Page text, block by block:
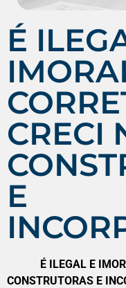
É
CRECI
E
É ILEGAL E
CONSTRUTORAS E